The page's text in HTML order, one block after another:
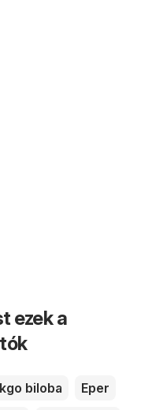
ezek a
biloba
Eper